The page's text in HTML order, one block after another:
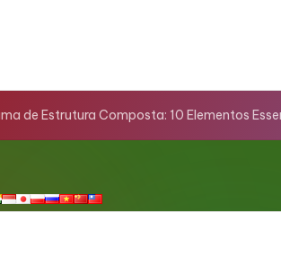
de Estrutura Composta: 10 Elementos